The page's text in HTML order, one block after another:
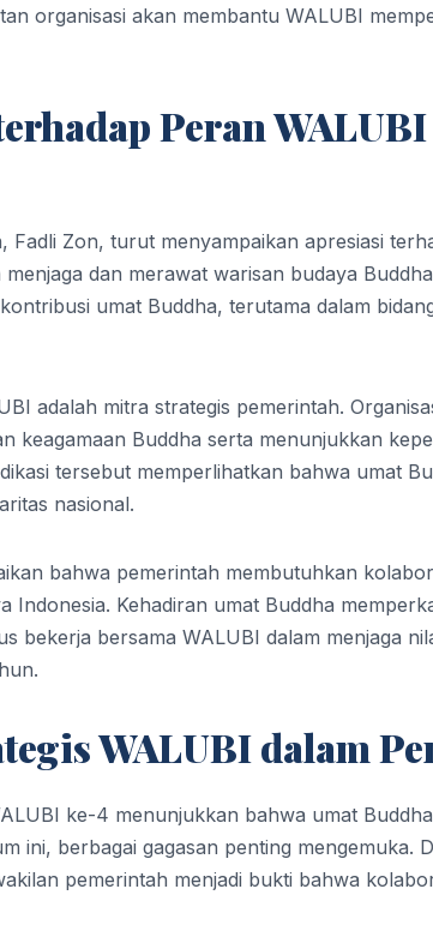
organisasi akan membantu WALUBI
Peran
Fadli Zon, turut menyampaikan apresiasi
dan merawat warisan budaya
umat Buddha, terutama dalam
adalah mitra strategis pemerintah.
keagamaan Buddha serta menunjukkan
tersebut memperlihatkan bahwa umat
nasional.
bahwa pemerintah membutuhkan
Indonesia. Kehadiran umat Buddha
bekerja bersama WALUBI dalam menjaga
WALUBI dalam
ke-4 menunjukkan bahwa umat
ini, berbagai gagasan penting mengemuka.
pemerintah menjadi bukti bahwa